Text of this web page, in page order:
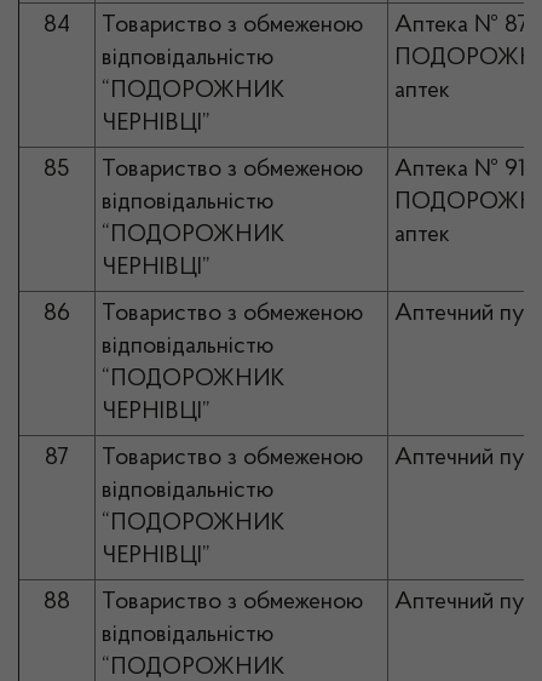
84
Товариство з обмеженою
відповідальністю
“ПОДОРОЖНИК
ЧЕРНІВЦІ”
Аптека № 87
аптек
85
Товариство з обмеженою
відповідальністю
“ПОДОРОЖНИК
ЧЕРНІВЦІ”
Аптека № 91
аптек
86
Товариство з обмеженою
відповідальністю
“ПОДОРОЖНИК
ЧЕРНІВЦІ”
Аптечний
87
Товариство з обмеженою
відповідальністю
“ПОДОРОЖНИК
ЧЕРНІВЦІ”
Аптечний
88
Товариство з обмеженою
відповідальністю
“ПОДОРОЖНИК
Аптечний